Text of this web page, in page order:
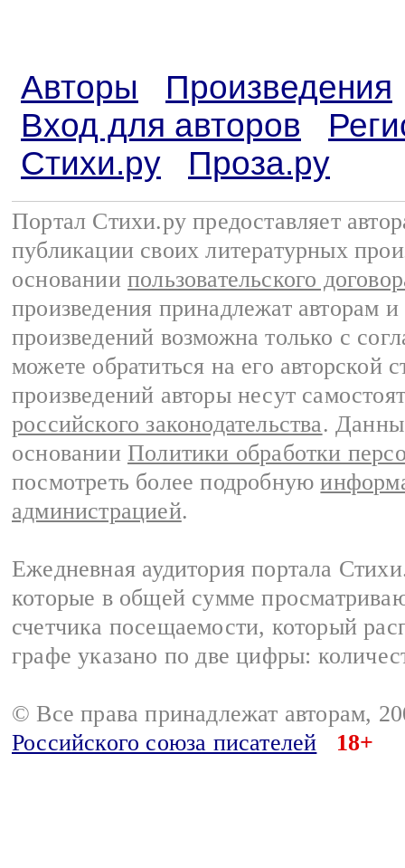
Авторы
Произведения
Вход для авторов
Стихи.ру
Проза.ру
Портал Стихи.ру предоставляет
публикации своих литературных
основании пользовательского
произведения принадлежат авторам
произведений возможна только с
можете обратиться на его авторской
произведений авторы несут
российского законодательства.
основании Политики обработки
посмотреть более подробную
администрацией.
Ежедневная аудитория портала
которые в общей сумме
счетчика посещаемости, который
графе указано по две цифры:
© Все права принадлежат авторам,
Российского союза писателей
18+